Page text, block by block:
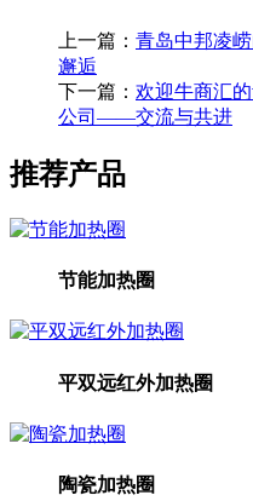
上一篇： 青岛中邦凌
邂逅
下一篇： 欢迎牛商汇
公司——交流与共进
推荐产品
节能加热圈
平双远红外加热圈
陶瓷加热圈